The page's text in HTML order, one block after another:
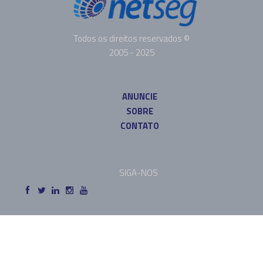
Todos os direitos reservados ©
2005 - 2025
ANUNCIE
SOBRE
CONTATO
SIGA-NOS